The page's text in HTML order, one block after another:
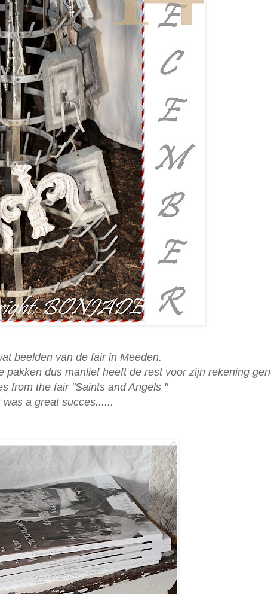
beelden van de fairin Meeden.
pakken dus manlief heeft de rest voor zijn rekening
from the fair "Saints and Angels "
was a great succes......